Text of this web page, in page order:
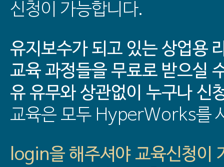
신청이 가능합니다.
유지보수가 되고 있는 상업용
교육 과정들을 무료로 받으실
유 유무와 상관없이 누구나 신
교육은 모두 HyperWorks를
login을 해주셔야 교육신청이